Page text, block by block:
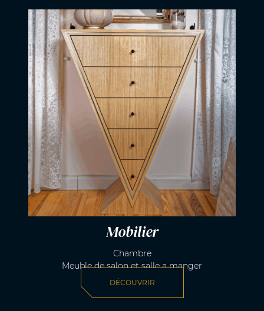
Mobilier
Chambre
Meuble de salon et salle a manger
DÉCOUVRIR